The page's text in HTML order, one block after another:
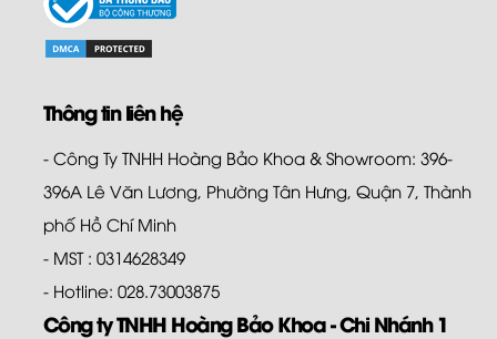
Thông tin liên hệ
- Công Ty TNHH Hoàng Bảo Khoa & Showroom: 396-
396A Lê Văn Lương, Phường Tân Hưng, Quận 7, Thành
phố Hồ Chí Minh
- MST : 0314628349
- Hotline: 028.73003875
Công ty TNHH Hoàng Bảo Khoa - Chi Nhánh 1